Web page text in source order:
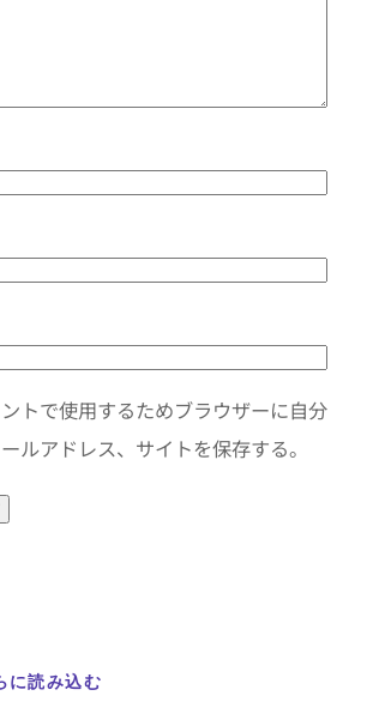
トで使用するためブラウザーに自分
ルアドレス、サイトを保存する。
に読み込む